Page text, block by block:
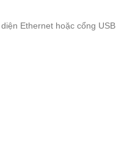
Ethernet hoặc cổng USB